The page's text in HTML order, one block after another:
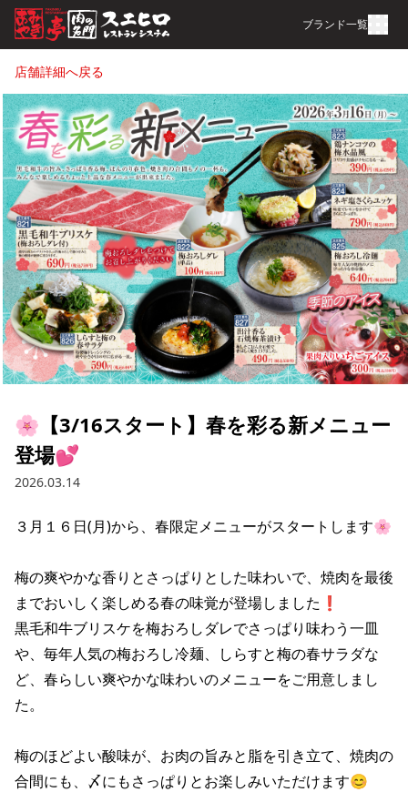
ブランド一覧
店舗詳細へ戻る
🌸【3/16スタート】春を彩る新メニュー
登場💕
2026.03.14
３月１６日(月)から、春限定メニューがスタートします🌸
梅の爽やかな香りとさっぱりとした味わいで、焼肉を最後
までおいしく楽しめる春の味覚が登場しました❗
黒毛和牛ブリスケを梅おろしダレでさっぱり味わう一皿
や、毎年人気の梅おろし冷麺、しらすと梅の春サラダな
ど、春らしい爽やかな味わいのメニューをご用意しまし
た。
梅のほどよい酸味が、お肉の旨みと脂を引き立て、焼肉の
合間にも、〆にもさっぱりとお楽しみいただけます😊